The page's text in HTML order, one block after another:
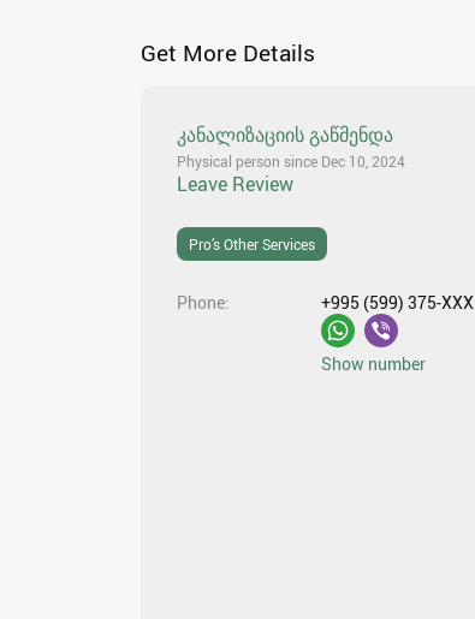
Get More Details
კანალიზაციის გაწმენდა
Physical person since Dec 10, 2024
Leave Review
Pro’s Other Services
Phone +995 (599) 375-XXX
Show number